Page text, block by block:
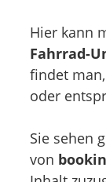
Hier kann
Fahrrad-
findet
oder
Sie sehen
von